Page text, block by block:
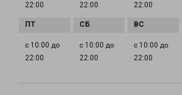
22:00
22:00
22:00
с 10:00 до
22:00
с 10:00 до
22:00
с 10:00 до
22:00